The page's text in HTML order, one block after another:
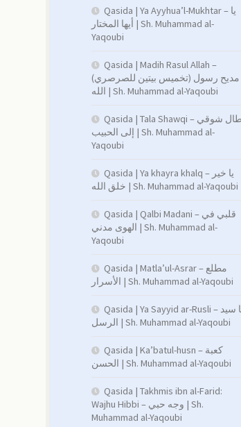
Qasida | Ya Ayyhua’l-Mukhtar – يا
أيها المختار | Sh. Muhammad al-
Yaqoubi
Qasida | Madih Rasul Allah –
(تخميس بيتين للصرصري) مديح رسول
الله | Sh. Muhammad al-Yaqoubi
Qasida | Tala Shawqi – طال شوقي
إلى الحبيب | Sh. Muhammad al-
Yaqoubi
Qasida | Ya khayra khalq – يا خير
خلق الله | Sh. Muhammad al-Yaqoubi
Qasida | Qalbi Madani – قلبي في
الهوى مدني | Sh. Muhammad al-
Yaqoubi
Qasida | Matla’ul-Asrar – مطلع
الأسرار | Sh. Muhammad al-Yaqoubi
Qasida | Ya Sayyid ar-Rusli – يا سيد
الرسل | Sh. Muhammad al-Yaqoubi
Qasida | Ka’batul-husn – كعبة
الحسن | Sh. Muhammad al-Yaqoubi
Qasida | Takhmis ibn al-Farid:
Wajhu Hibbi – وجه حبي | Sh.
Muhammad al-Yaqoubi